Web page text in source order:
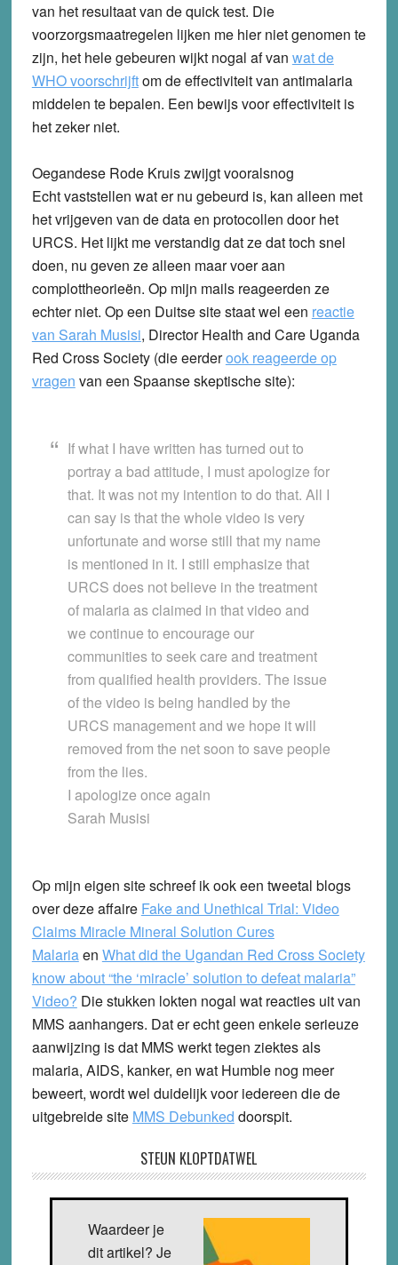
van het resultaat van de quick test. Die
voorzorgsmaatregelen lijken me hier niet genomen te
zijn, het hele gebeuren wijkt nogal af van wat de
WHO voorschrijftom de effectiviteit van antimalaria
middelen te bepalen. Een bewijs voor effectiviteit is
het zeker niet.
Oegandese Rode Kruis zwijgt vooralsnog
Echt vaststellen wat er nu gebeurd is, kan alleen met
het vrijgeven van de data en protocollen door het
URCS. Het lijkt me verstandig dat ze dat toch snel
doen, nu geven ze alleen maar voer aan
complottheorieën. Op mijn mails reageerden ze
echter niet. Op een Duitse site staat wel een reactie
van Sarah Musisi, Director Health and Care Uganda
Red Cross Society (die eerderook reageerde op
vragen van een Spaanse skeptische site):
If what I have written has turned out to
portray a bad attitude, I must apologize for
that. It was not my intention to do that. All I
can say is that the whole video is very
unfortunate and worse still that my name
is mentioned in it. I still emphasize that
URCS does not believe in the treatment
of malaria as claimed in that video and
we continue to encourage our
communities to seek care and treatment
from qualified health providers. The issue
of the video is being handled by the
URCS management and we hope it will
removed from the net soon to save people
from the lies.
I apologize once again
Sarah Musisi
Op mijn eigen site schreef ik ook een tweetal blogs
over deze affaire Fake and Unethical Trial: Video
Claims Miracle Mineral Solution Cures
Malariaen What did the Ugandan Red Cross Society
know about “the ‘miracle’ solution to defeat malaria”
Video? Die stukken lokten nogal wat reacties uit van
MMS aanhangers. Dat er echt geen enkele serieuze
aanwijzing is dat MMS werkt tegen ziektes als
malaria, AIDS, kanker, en wat Humble nog meer
beweert, wordt wel duidelijk voor iedereen die de
uitgebreide site MMS Debunked doorspit.
STEUN KLOPTDATWEL
Waardeer je
dit artikel? Je